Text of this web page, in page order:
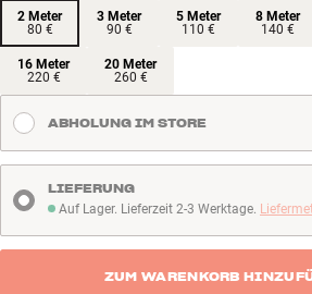
2 Meter
80 €
3 Meter
90 €
5 Meter
110 €
8 Meter
140 €
16 Meter
220 €
20 Meter
260 €
ABHOLUNG IM STORE
Auf Lager. Lieferzeit 2-3 Werktage
Auf Lager. Lieferzeit 2-3 Werktage.
LIEFERUNG
ZUM WARENKORB